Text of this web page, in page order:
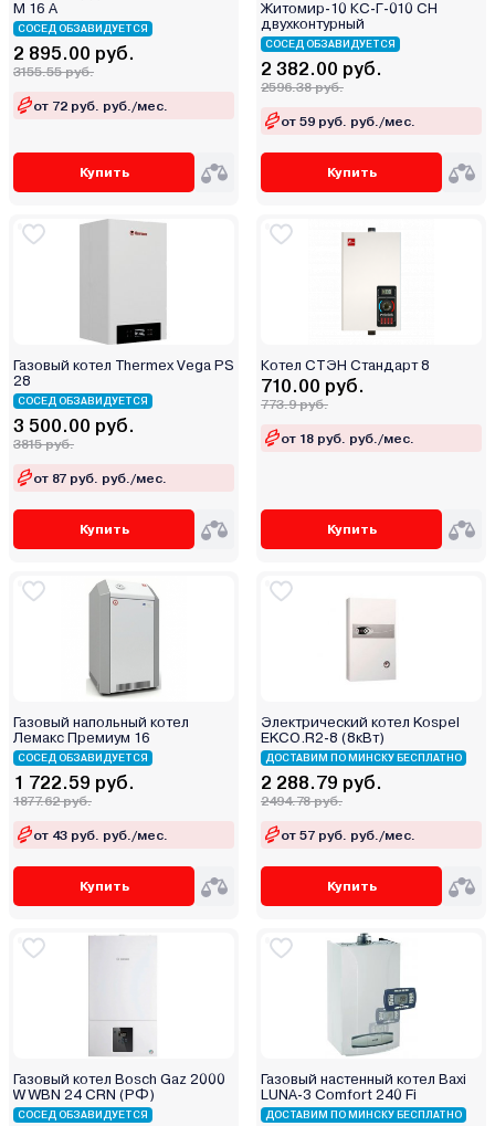
M 16 A
СОСЕД ОБЗАВИДУЕТСЯ
2 895.00 руб.
3155.55 руб.
от 72 руб. руб./мес.
Купить
Житомир-10 КС-Г-010 СН
двухконтурный
СОСЕД ОБЗАВИДУЕТСЯ
2 382.00 руб.
2596.38 руб.
от 59 руб. руб./мес.
Купить
Газовый котел Thermex Vega PS
28
СОСЕД ОБЗАВИДУЕТСЯ
3 500.00 руб.
3815 руб.
от 87 руб. руб./мес.
Купить
Котел СТЭН Стандарт 8
710.00 руб.
773.9 руб.
от 18 руб. руб./мес.
Купить
Газовый напольный котел
Лемакс Премиум 16
СОСЕД ОБЗАВИДУЕТСЯ
1 722.59 руб.
1877.62 руб.
от 43 руб. руб./мес.
Купить
Электрический котел Kospel
EKCO.R2-8 (8кВт)
ДОСТАВИМ ПО МИНСКУ БЕСПЛАТНО
2 288.79 руб.
2494.78 руб.
от 57 руб. руб./мес.
Купить
Газовый котел Bosch Gaz 2000
W WBN 24 CRN (РФ)
СОСЕД ОБЗАВИДУЕТСЯ
Газовый настенный котел Baxi
LUNA-3 Comfort 240 Fi
ДОСТАВИМ ПО МИНСКУ БЕСПЛАТНО